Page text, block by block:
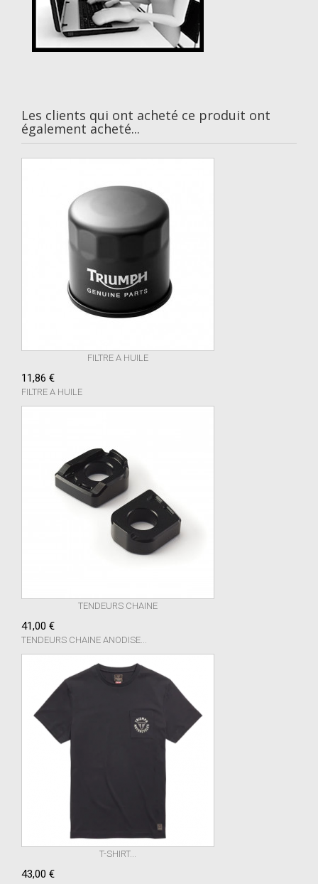
Les clients qui ont acheté ce produit ont
également acheté...
FILTRE A HUILE
11,86 €
FILTRE A HUILE
TENDEURS CHAINE
41,00 €
TENDEURS CHAINE ANODISE...
T-SHIRT...
43,00 €